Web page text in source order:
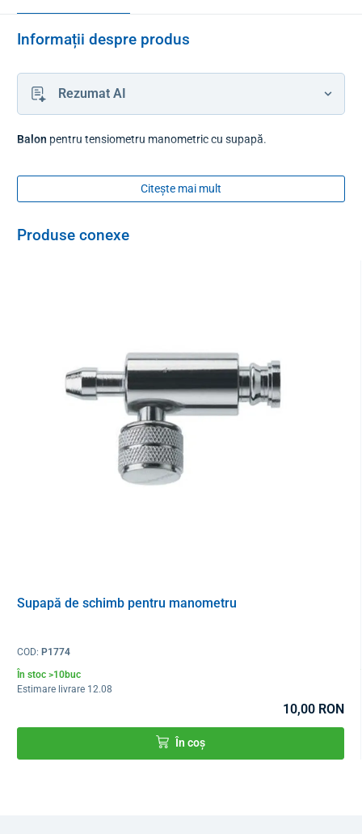
Informații despre produs
Rezumat AI
Balon pentru tensiometru manometric cu supapă.
Citește mai mult
Produse conexe
Supapă de schimb pentru manometru
COD: P1774
În stoc >10buc
Estimare livrare 12.08
10,00 RON
În coș